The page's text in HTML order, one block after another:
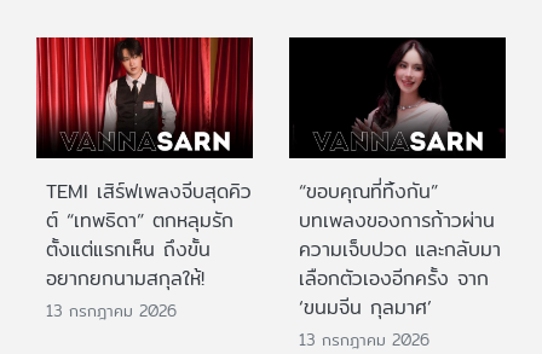
TEMI เสิร์ฟเพลงจีบสุดคิว
ต์ “เทพธิดา” ตกหลุมรัก
ตั้งแต่แรกเห็น ถึงขั้น
อยากยกนามสกุลให้!
13 กรกฎาคม 2026
“ขอบคุณที่ทิ้งกัน”
บทเพลงของการก้าวผ่าน
ความเจ็บปวด และกลับมา
เลือกตัวเองอีกครั้ง จาก
‘ขนมจีน กุลมาศ’
13 กรกฎาคม 2026